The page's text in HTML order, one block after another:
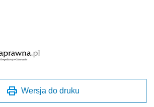
Wersja do druku